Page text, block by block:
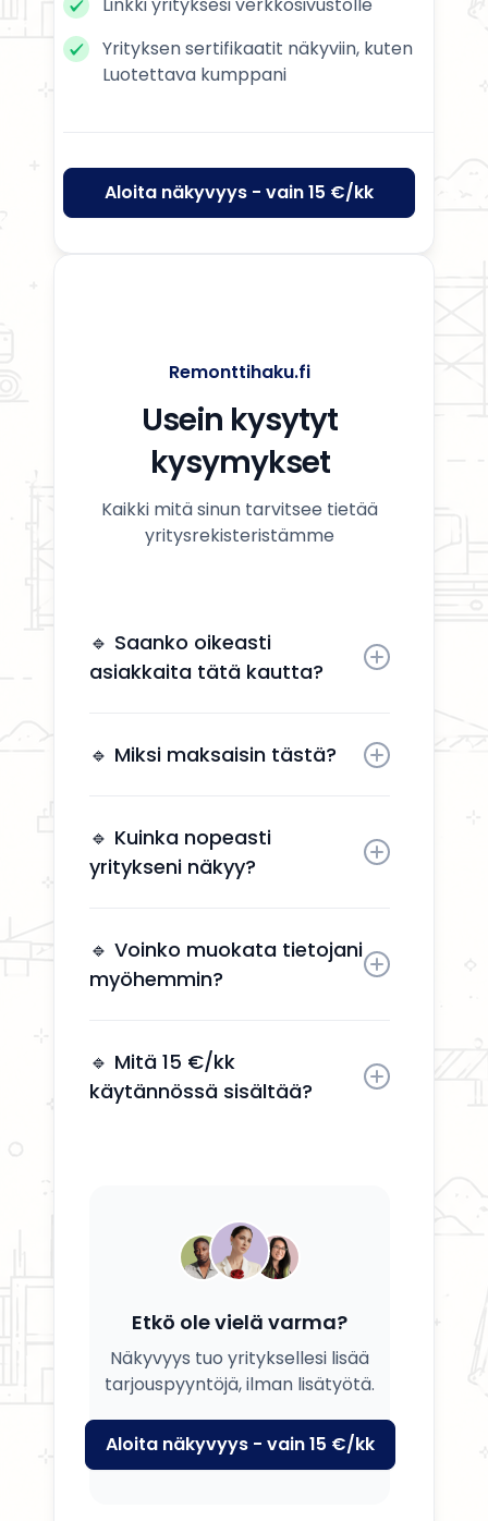
Yrityksen sertifikaatit näkyviin, kuten
Luotettava kumppani
Aloita näkyvyys - vain 15 €/kk
Remonttihaku.fi
Usein kysytyt
kysymykset
Kaikki mitä sinun tarvitsee tietää
yritysrekisteristämme
🔹 Saanko oikeasti
asiakkaita tätä kautta?
jotka etsivät aktiivisesti
🔹 Miksi maksaisin tästä?
yhteydenottoja ilman, että sinun
tarvitsee käyttää aikaa
markkinointiin.
🔹 Kuinka nopeasti
yritykseni näkyy?
kuluessa aktivoinnin jälkeen.
🔹 Voinko muokata tietojani
myöhemmin?
ja kuvauksesi milloin tahansa.
🔹 Mitä 15 €/kk
käytännössä sisältää?
Etkö ole vielä varma?
Näkyvyys tuo yrityksellesi lisää
tarjouspyyntöjä, ilman lisätyötä.
Aloita näkyvyys - vain 15 €/kk